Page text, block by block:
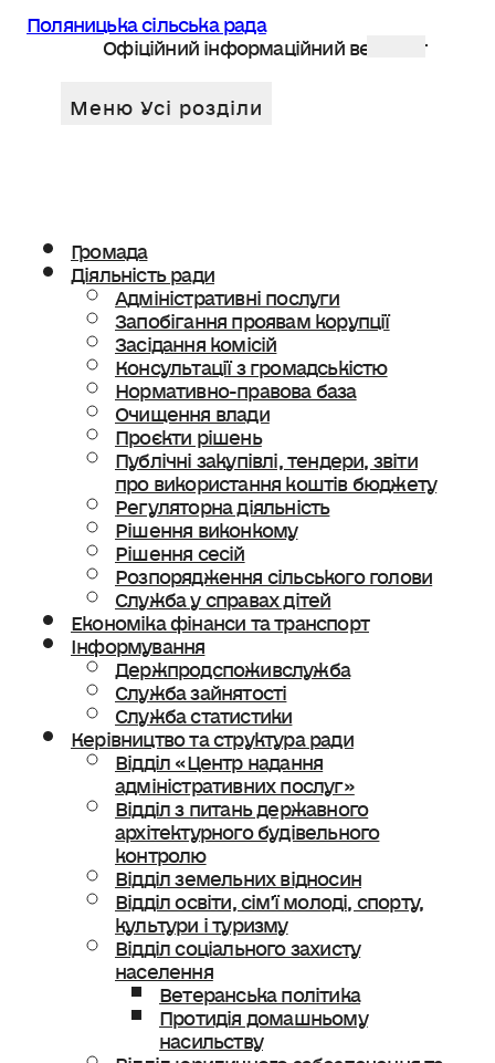
Поляницька сільська рада
Офіційний інформаційний веб сайт
Громада
Діяльність ради
Адміністративні послуги
Запобігання проявам корупції
Засідання комісій
Консультації з громадськістю
Нормативно-правова база
Очищення влади
Проєкти рішень
Публічні закупівлі, тендери, звіти
про використання коштів бюджету
Регуляторна діяльність
Рішення виконкому
Рішення сесій
Розпорядження сільського голови
Служба у справах дітей
Економіка фінанси та транспорт
Інформування
Держпродспоживслужба
Служба зайнятості
Служба статистики
Керівництво та структура ради
Відділ «Центр надання
адміністративних послуг»
Відділ з питань державного
архітектурного будівельного
контролю
Відділ земельних відносин
Відділ освіти, сімʼї молоді, спорту,
культури і туризму
Відділ соціального захисту
населення
Ветеранська політика
Протидія домашньому
насильству